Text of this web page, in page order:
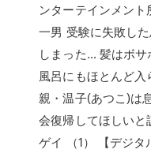
ンターテインメン
一男 受験に失敗し
しまった… 髪はボサ
風呂にもほとんど
親・温子(あつこ)は
会復帰してほしい
ゲイ （1） 【デジ